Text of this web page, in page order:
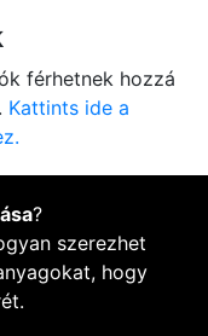
férhetnek hozzá
Kattints ide a
?
szerezhet
hogy